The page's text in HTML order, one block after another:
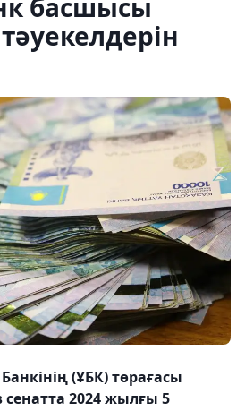
басшысы
(ҰБК) төрағасы
2024 жылғы 5